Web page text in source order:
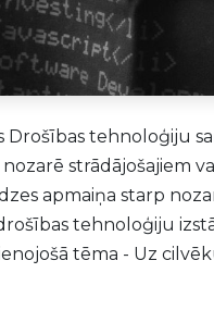
Drošības tehnoloģiju
strādājošajiem
apmaiņa starp
tehnoloģiju
tēma - Uz